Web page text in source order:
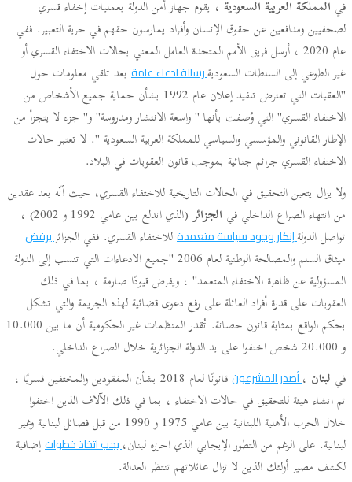
في المملكة العربية السعودية ، يقوم جهاز أمن الدولة بعمليات إخفاء قسري
لصحفيين ومدافعين عن حقوق الإنسان وأفراد يمارسون حقهم في حرية التعبير. ففي
عام 2020 ، أرسل فريق الأمم المتحدة العامل المعني بحالات الاختفاء القسري أو
غير الطوعي إلى السلطات السعوديةرسالة ادعاء عامة بعد تلقي معلومات حول
"العقبات التي تعترض تنفيذ إعلان عام 1992 بشأن حماية جميع الأشخاص من
الاختفاء القسري" التي وُصفت بأنها " واسعة الانتشار ومدروسة" و" جزء لا يتجزأ من
الإطار القانوني والمؤسسي والسياسي للمملكة العربية السعودية ". لا تعتبر حالات
الاختفاء القسري جرائم جنائية بموجب قانون العقوبات في البلاد.
ولا يزال يتعين التحقيق في الحالات التاريخية للاختفاء القسري، حيث أنّه بعد عقدين
من انتهاء الصراع الداخلي في الجزائر
(الذي اندلع بين عامي 1992 و 2002) ،
تواصل الدولةإنكار وجود سياسة متعمدةللاختفاء القسري. ففي الجزائريرفض
ميثاق السلم والمصالحة الوطنية لعام 2006 "جميع الادعاءات التي تنسب إلى الدولة
المسؤولية عن ظاهرة الاختفاء المتعمد" ، ويفرض قيودًا صارمة ، بما في ذلك
العقوبات على قدرة أفراد العائلة على رفع دعوى قضائية لهذه الجريمة والتي تشكل
بحكم الواقع بمثابة قانون حصانة. تُقدر المنظمات غير الحكومية أن ما بين 10.000
و 20.000 شخص اختفوا على يد الدولة الجزائرية خلال الصراع الداخلي.
في لبنان ،أصدر المشرعون
قانونًا لعام 2018 بشأن المفقودين والمختفين قسريًا ،
تم انشاء هيئة للتحقيق في حالات الاختفاء ، بما في ذلك الآلاف الذين اختفوا
خلال الحرب الأهلية اللبنانية بين عامي 1975 و 1990 من قبل فصائل لبنانية وغير
لبنانية. على الرغم من التطور الإيجابي الذي احرزه لبنان،يجب اتخاذ خطواتإضافية
لكشف مصير أولئك الذين لا تزال عائلاتهم تنتظر العدالة.